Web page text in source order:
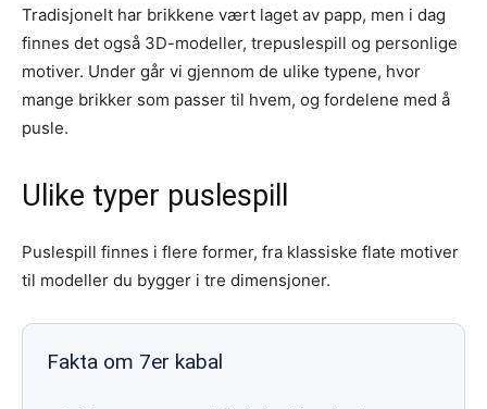
Tradisjonelt har brikkene vært laget av papp, men i dag
finnes det også 3D-modeller, trepuslespill og personlige
motiver. Under går vi gjennom de ulike typene, hvor
mange brikker som passer til hvem, og fordelene med å
pusle.
Ulike typer puslespill
Puslespill finnes i flere former, fra klassiske flate motiver
til modeller du bygger i tre dimensjoner.
Fakta om 7er kabal